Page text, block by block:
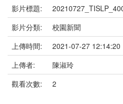
影片標題:
影片分類:
校園新聞
上傳時間:
2021-07-27 12:14:20
上傳者:
陳淑玲
觀看次數:
2